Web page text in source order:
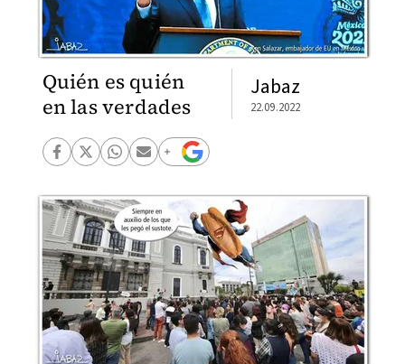
Quién es quién
en las verdades
Jabaz
22.09.2022